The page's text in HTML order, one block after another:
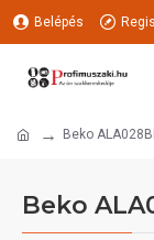
Belépés
Beko
Beko